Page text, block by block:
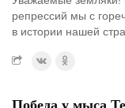
репрессий мы с
в истории нашей
Победа у мыса